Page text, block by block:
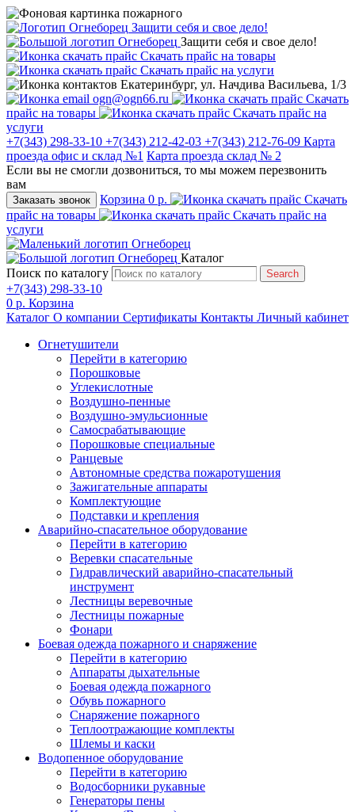
Защити себя и свое дело!
Защити себя и свое дело!
Скачать прайс на товары
Скачать прайс на услуги
Екатеринбург, ул. Начдива Васильева, 1/3
ogn@ogn66.ru
Скачать
прайс на товары
Скачать прайс на
услуги
+7(343) 298-33-10 +7(343) 212-42-03 +7(343) 212-76-09 Карта
проезда офис и склад №1 Карта проезда склад № 2
Если вы не смогли дозвониться, то мы можем перезвонить
вам
Заказать звонок Корзина 0 р.
Скачать
прайс на товары
Скачать прайс на
услуги
Каталог
Поиск по каталогу
Search
+7(343) 298-33-10
0 р. Корзина
Каталог О компании Сертификаты Контакты Личный кабинет
Огнетушители
Перейти в категорию
Порошковые
Углекислотные
Воздушно-пенные
Воздушно-эмульсионные
Самосрабатывающие
Порошковые специальные
Ранцевые
Автономные средства пожаротушения
Зажигательные аппараты
Комплектующие
Подставки и крепления
Аварийно-спасательное оборудование
Перейти в категорию
Веревки спасательные
Гидравлический аварийно-спасательный
инструмент
Лестницы веревочные
Лестницы пожарные
Фонари
Боевая одежда пожарного и снаряжение
Перейти в категорию
Аппараты дыхательные
Боевая одежда пожарного
Обувь пожарного
Снаряжение пожарного
Теплоотражающие комплекты
Шлемы и каски
Водопенное оборудование
Перейти в категорию
Водосборники рукавные
Генераторы пены